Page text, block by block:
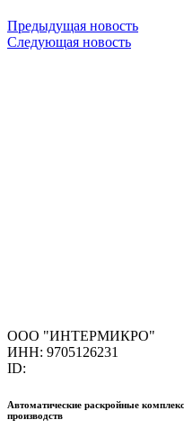
Предыдущая новость
Следующая новость
ООО "ИНТЕРМИКРО"
ИНН: 9705126231
ID:
Автоматические раскройные
производств